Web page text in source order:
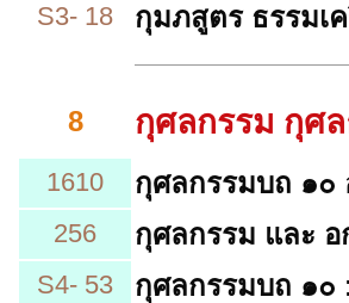
S3- 18 กุมภสูตร ธรรมเ
8 กุศลกรรม กุศ
1610 กุศลกรรมบถ ๑๐
256 กุศลกรรม และ
S4- 53 กุศลกรรมบถ ๑๐